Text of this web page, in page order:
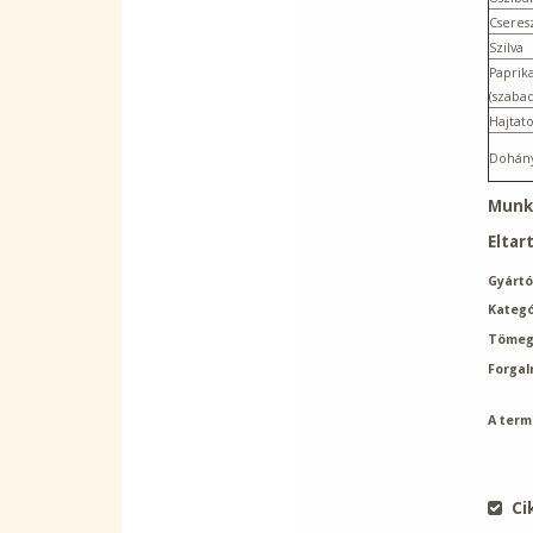
Szilva
A